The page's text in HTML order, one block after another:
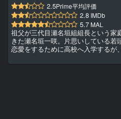
2.5Prime平均評価
2.8 IMDb
5.7 MAL
祖父が三代目瀬名垣組組長という家
きた瀬名垣一咲。片思いしている
恋愛をするために高校へ入学するが